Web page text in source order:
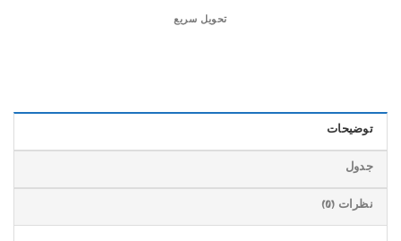
تحویل سریع
توضیحات
جدول
نظرات (0)